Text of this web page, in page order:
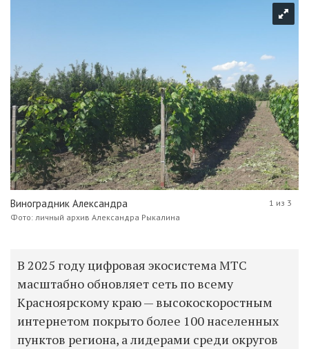
Виноградник Александра
Фото: личный архив Александра Рыкалина
1 из 3
В 2025 году цифровая экосистема МТС
масштабно обновляет сеть по всему
Красноярскому краю — высокоскоростным
интернетом покрыто более 100 населенных
пунктов региона, а лидерами среди округов